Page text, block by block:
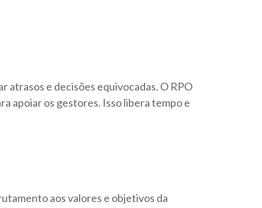
atrasos e decisões equivocadas. O RPO
apoiar os gestores. Isso libera tempo e
aos valores e objetivos da